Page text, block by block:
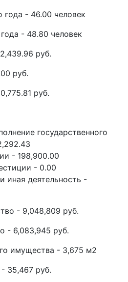
года - 46.00 человек
- 48.80 человек
руб.
руб.
руб.
государственного
- 198,900.00
- 0.00
иная деятельность -
- 9,048,809 руб.
- 6,083,945 руб.
имущества - 3,675 м2
35,467 руб.